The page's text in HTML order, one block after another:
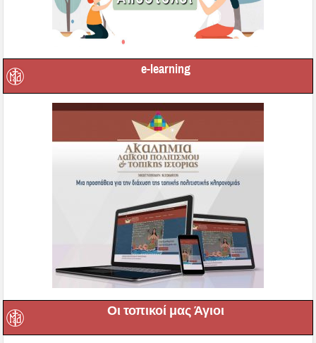
e-learning
Οι τοπικοί μας Άγιοι